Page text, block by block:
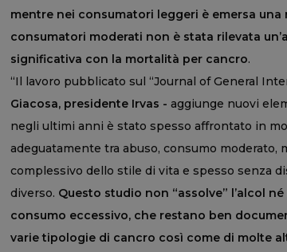
mentre nei consumatori leggeri è emersa una
consumatori moderati non è stata rilevata
significativa con la mortalità per cancro.
“Il lavoro pubblicato sul “Journal of General
Giacosa, presidente Irvas - aggiunge nuovi
negli ultimi anni è stato spesso affrontato in
adeguatamente tra abuso, consumo moderato,
complessivo dello stile di vita e spesso senza
diverso. Questo studio non “assolve” l’alcol
consumo eccessivo, che restano ben
varie tipologie di cancro così come di molte